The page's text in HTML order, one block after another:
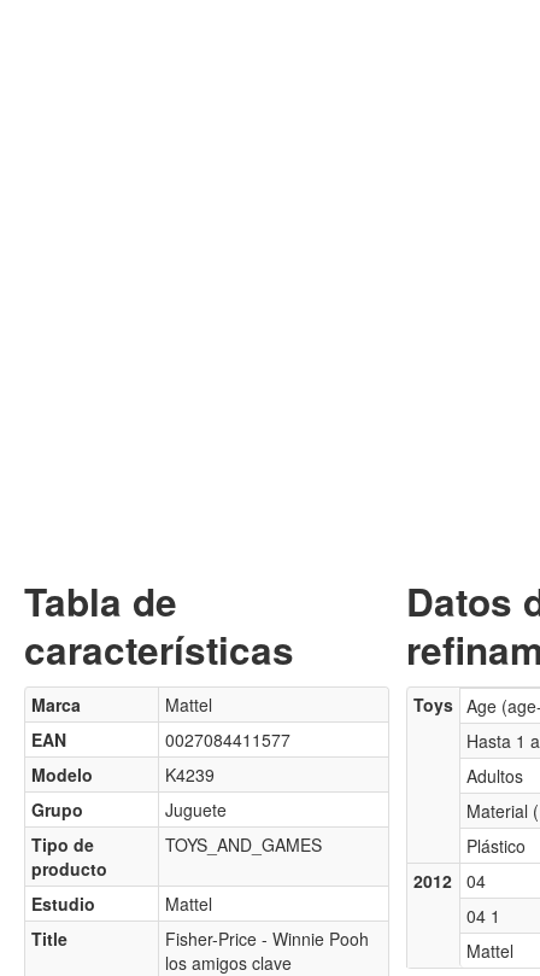
Tabla de
características
Marca
Mattel
EAN
0027084411577
Modelo
K4239
Grupo
Juguete
Tipo de
producto
TOYS_AND_GAMES
Estudio
Mattel
Title
Fisher-Price - Winnie Pooh
los amigos clave
Datos
Toys Age
Hasta 1
Adultos
Material
Plástico
2012
04
04 1
Mattel